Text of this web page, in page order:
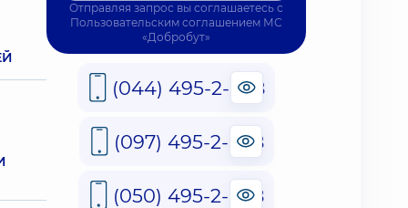
Отправляя запрос вы соглашаетесь с
Пользовательским соглашением МС
«Добробут»
(044) 495-2-888
(097) 495-2-888
(050) 495-2-888